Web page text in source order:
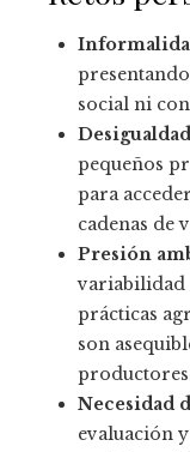
social ni
pequeños
para
cadenas de
Presión
variabilidad
prácticas
son
Necesidad
evaluación